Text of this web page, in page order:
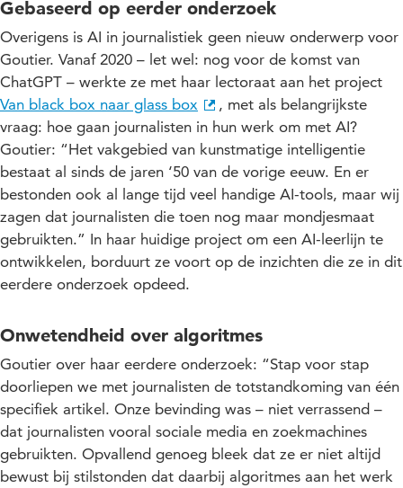
Gebaseerd op eerder onderzoek
Overigens is AI in journalistiek geen nieuw onderwerp voor
Goutier. Vanaf 2020 – let wel: nog voor de komst van
ChatGPT – werkte ze met haar lectoraat aan het project
Van black box naar glass box
, met als belangrijkste
vraag: hoe gaan journalisten in hun werk om met AI?
Goutier: “Het vakgebied van kunstmatige intelligentie
bestaat al sinds de jaren ‘50 van de vorige eeuw. En er
bestonden ook al lange tijd veel handige AI-tools, maar wij
zagen dat journalisten die toen nog maar mondjesmaat
gebruikten.” In haar huidige project om een AI-leerlijn te
ontwikkelen, borduurt ze voort op de inzichten die ze in dit
eerdere onderzoek opdeed.
Onwetendheid over algoritmes
Goutier over haar eerdere onderzoek: “Stap voor stap
doorliepen we met journalisten de totstandkoming van één
specifiek artikel. Onze bevinding was – niet verrassend –
dat journalisten vooral sociale media en zoekmachines
gebruikten. Opvallend genoeg bleek dat ze er niet altijd
bewust bij stilstonden dat daarbij algoritmes aan het werk